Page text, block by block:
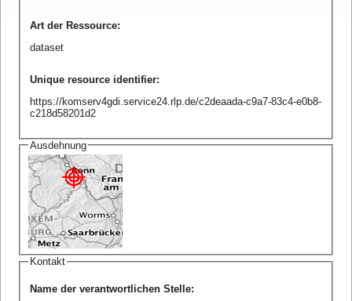
Art der Ressource:
dataset
Unique resource identifier:
https://komserv4gdi.service24.rlp.de/c2deaada-c9a7-83c4-e0b8-
c218d58201d2
Ausdehnung
Kontakt
Name der verantwortlichen Stelle: